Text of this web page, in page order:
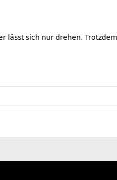
lässt sich nur drehen.